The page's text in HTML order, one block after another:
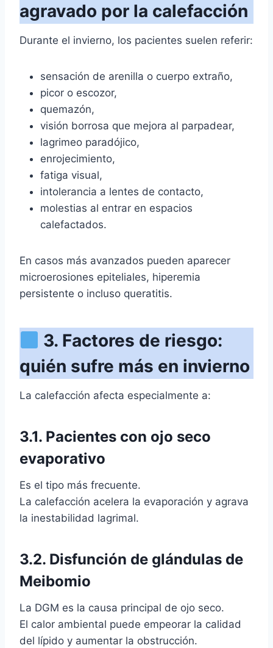
agravado por la calefacción
Durante el invierno, los pacientes suelen referir:
sensación de arenilla o cuerpo extraño,
picor o escozor,
quemazón,
visión borrosa que mejora al parpadear,
lagrimeo paradójico,
enrojecimiento,
fatiga visual,
intolerancia a lentes de contacto,
molestias al entrar en espacios
calefactados.
En casos más avanzados pueden aparecer
microerosiones epiteliales, hiperemia
persistente o incluso queratitis.
3. Factores de riesgo:
quién sufre más en invierno
La calefacción afecta especialmente a:
3.1. Pacientes con ojo seco
evaporativo
Es el tipo más frecuente.
La calefacción acelera la evaporación y agrava
la inestabilidad lagrimal.
3.2. Disfunción de glándulas de
Meibomio
La DGM es la causa principal de ojo seco.
El calor ambiental puede empeorar la calidad
del lípido y aumentar la obstrucción.